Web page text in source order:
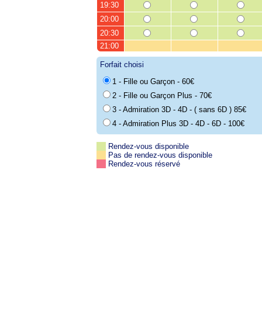
19:30
20:00
20:30
21:00
Forfait choisi
1 - Fille ou Garçon - 60€
2 - Fille ou Garçon Plus - 70€
3 - Admiration 3D - 4D - ( sans 6D ) 85€
4 - Admiration Plus 3D - 4D - 6D - 100€
Rendez-vous disponible
Pas de rendez-vous disponible
Rendez-vous réservé